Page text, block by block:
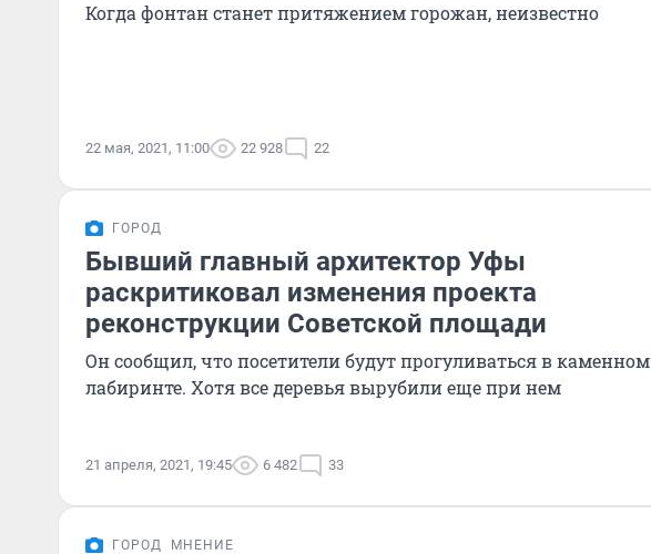
Когда фонтан станет притяжением горожан, неизвестно
22 мая, 2021, 11:00 22 928 22
ГОРОД
Бывший главный архитектор Уфы
раскритиковал изменения проекта
реконструкции Советской площади
Он сообщил, что посетители будут прогуливаться в каменном
лабиринте. Хотя все деревья вырубили еще при нем
21 апреля, 2021, 19:45 6 482 33
ГОРОД МНЕНИЕ